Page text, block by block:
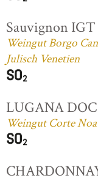
Sauvignon IGT
Weingut Borgo
Julisch Venetien
LUGANA DOC
Weingut Corte